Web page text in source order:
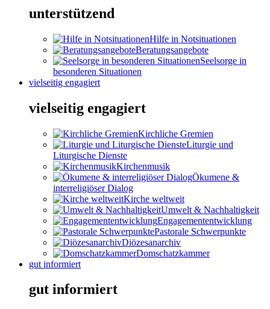
unterstützend
Hilfe in Notsituationen
Beratungsangebote
Seelsorge in
besonderen Situationen
vielseitig engagiert
vielseitig engagiert
Kirchliche Gremien
Liturgie und
Liturgische Dienste
Kirchenmusik
Ökumene &
interreligiöser Dialog
Kirche weltweit
Umwelt & Nachhaltigkeit
Engagemententwicklung
Pastorale Schwerpunkte
Diözesanarchiv
Domschatzkammer
gut informiert
gut informiert